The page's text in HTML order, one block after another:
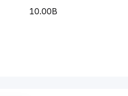
10.00B